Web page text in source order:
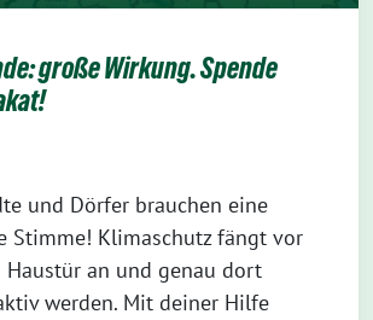
große Wirkung. Spende
und Dörfer brauchen eine
Stimme! Klimaschutz fängt vor
Haustür an und genau dort
werden. Mit deiner Hilfe